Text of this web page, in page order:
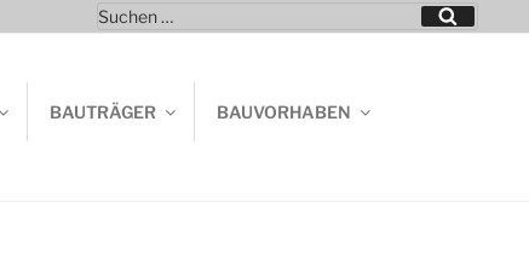
Suchen
nach:
Suchen
BAUTRÄGER BAUVORHABEN